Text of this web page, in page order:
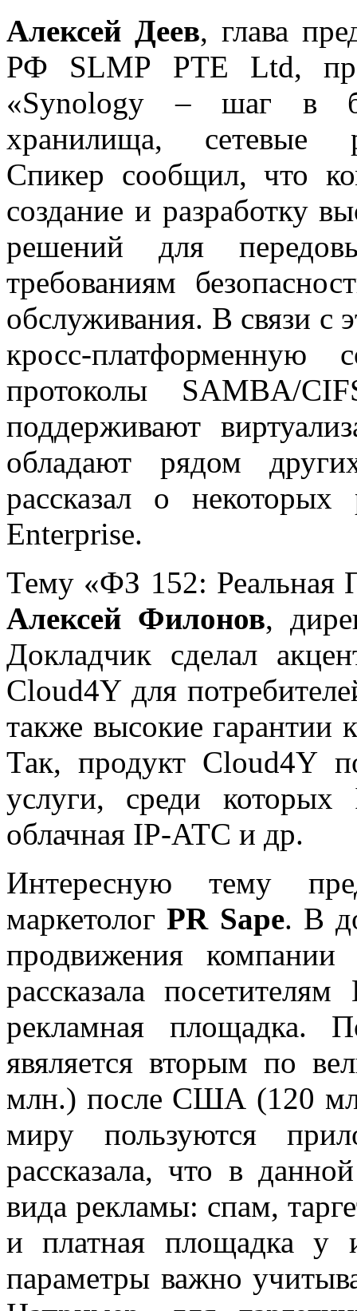
Алексей Деев, глава
РФ SLMP PTE Ltd,
«Synology – шаг в
хранилища, сетевые
Спикер сообщил, что
создание и разработку
решений для
требованиям
обслуживания. В связи
кросс-платформенную
протоколы SAMBA/
поддерживают
обладают рядом
рассказал о
Enterprise.
Тему «ФЗ 152: Реальная
Алексей Филонов,
Докладчик сделал
Cloud4Y для
также высокие гарантии
Так, продукт Cloud4Y
услуги, среди
облачная IP-АТС и др.
Интересную тему
маркетологPR Sape. В
продвижения
рассказала
рекламная площадка.
явяляется вторым по
млн.) после США (120
миру пользуются
рассказала, что в
вида рекламы: спам,
и платная площадка у
параметры важно